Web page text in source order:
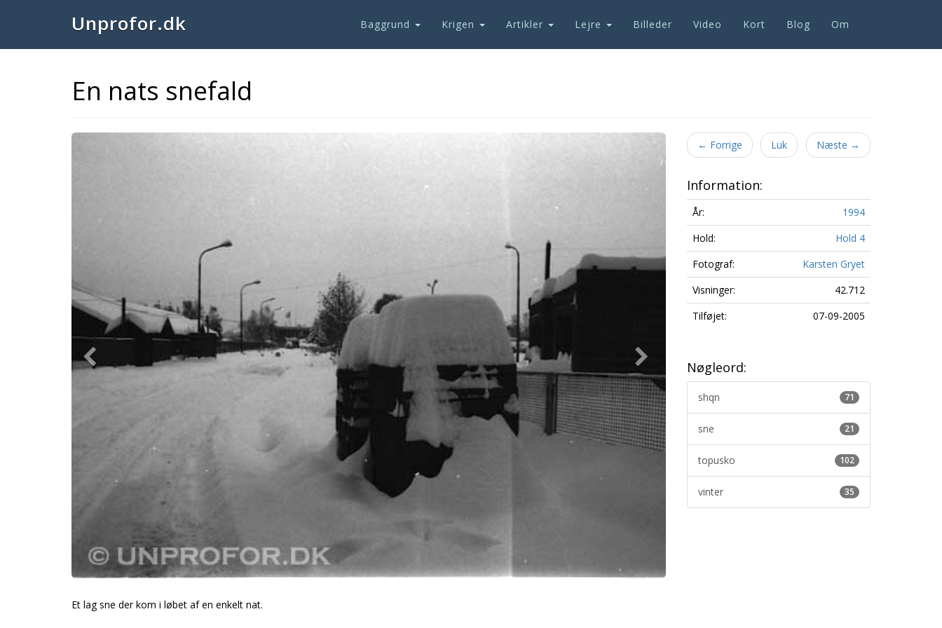
Unprofor.dk Baggrund Krigen Artikler Lejre Billeder Video Kort Blog Om
En nats snefald
Previous
Et lag sne der kom i løbet af en enkelt nat.
← Forrige Luk Næste →
Information:
År:
1994
Hold:
Hold 4
Fotograf:
Karsten Gryet
Visninger:
42.712
Tilføjet:
07-09-2005
Nøgleord:
71
shqn
21
sne
102
topusko
35
vinter